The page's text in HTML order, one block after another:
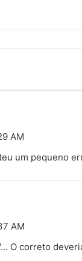
AM
um pequeno
AM
O correto